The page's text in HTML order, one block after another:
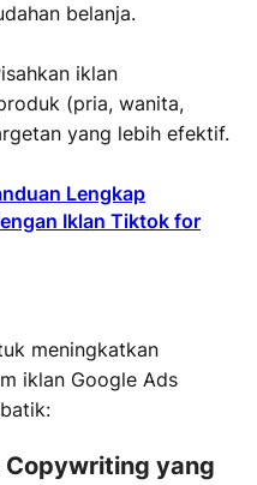
belanja.
iklan
(pria, wanita,
yang lebih efektif.
Lengkap
Iklan Tiktok for
meningkatkan
iklan Google Ads
Copywriting yang